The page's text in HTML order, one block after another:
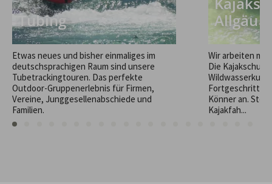
Tubing
Etwas neues und bisher einmaliges im
deutschsprachigen Raum sind unsere
Tubetrackingtouren. Das perfekte
Outdoor-Gruppenerlebnis für Firmen,
Vereine, Junggesellenabschiede und
Familien.
Allgäu
Wir arbeiten mit
Die
Könner an.
Kajakfah...